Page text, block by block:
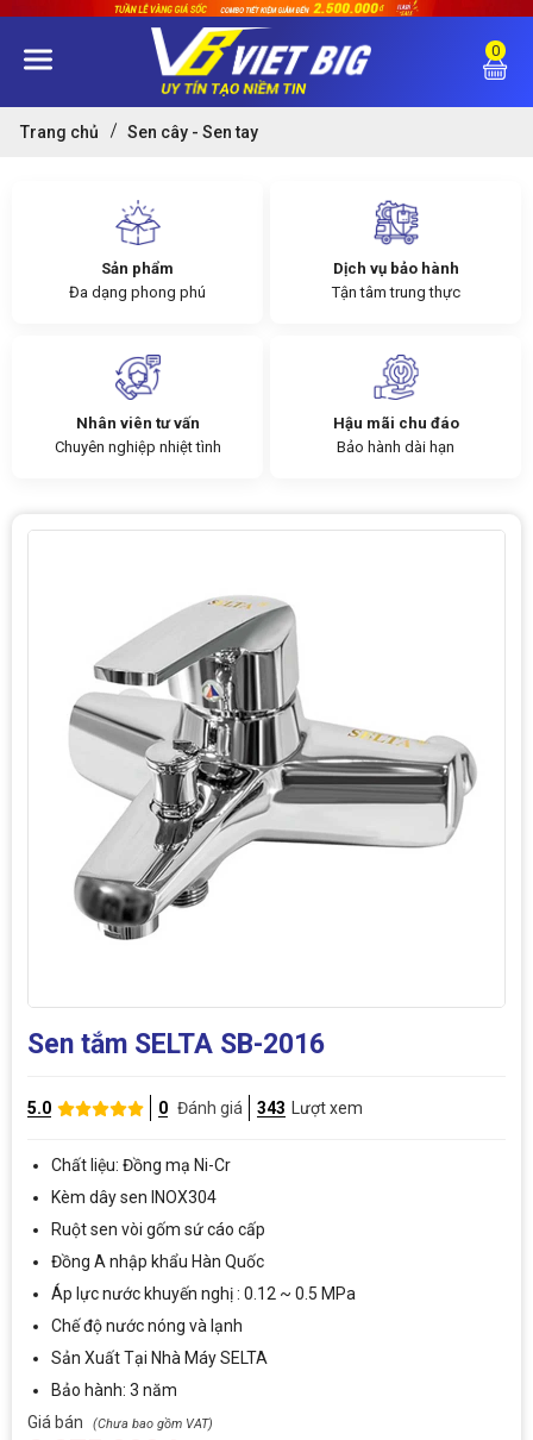
0
Trang chủ Sen cây - Sen tay
Sản phẩm
Đa dạng phong phú
Dịch vụ bảo hành
Tận tâm trung thực
Nhân viên tư vấn
Chuyên nghiệp nhiệt tình
Hậu mãi chu đáo
Bảo hành dài hạn
Sen tắm SELTA SB-2016
5.0 0 Đánh giá 343 Lượt xem
Chất liệu: Đồng mạ Ni-Cr
Kèm dây sen INOX304
Ruột sen vòi gốm sứ cáo cấp
Đồng A nhập khẩu Hàn Quốc
Áp lực nước khuyến nghị : 0.12 ~ 0.5 MPa
Chế độ nước nóng và lạnh
Sản Xuất Tại Nhà Máy SELTA
Bảo hành: 3 năm
Giá bán